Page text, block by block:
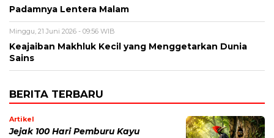
Padamnya Lentera Malam
Minggu, 21 Juni 2026 - 09:56 WIB
Keajaiban Makhluk Kecil yang Menggetarkan Dunia
Sains
BERITA TERBARU
Artikel
Jejak 100 Hari Pemburu Kayu